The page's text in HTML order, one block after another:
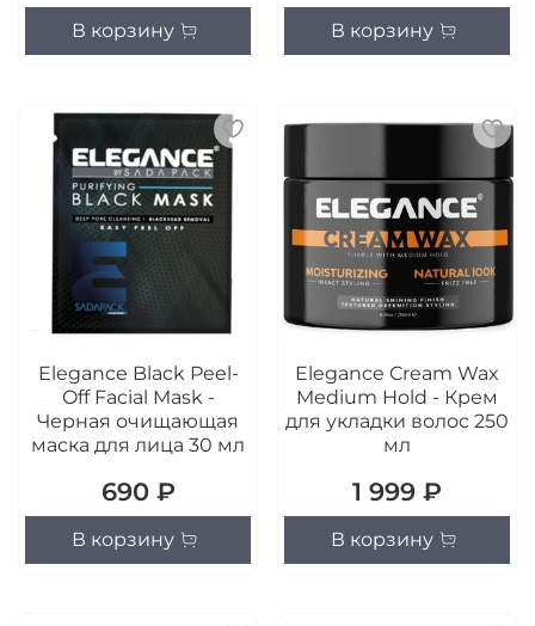
В корзину В корзину
Elegance Black Peel-
Off Facial Mask -
Черная очищающая
маска для лица 30 мл
690 ₽
В корзину
Elegance Cream Wax
Medium Hold - Крем
для укладки волос 250
мл
1 999 ₽
В корзину